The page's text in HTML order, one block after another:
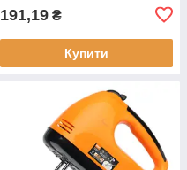
191,19 ₴
Купити